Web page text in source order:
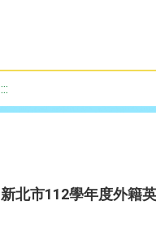
:::
新北市112學年度外籍